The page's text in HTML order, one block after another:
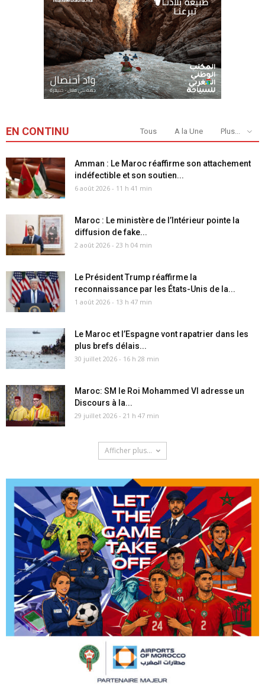
EN CONTINU Tous A la Une Plus...
Amman : Le Maroc réaffirme son attachement
indéfectible et son soutien...
6 août 2026 - 11 h 41 min
Maroc : Le ministère de l’Intérieur pointe la
diffusion de fake...
2 août 2026 - 23 h 04 min
Le Président Trump réaffirme la
reconnaissance par les États-Unis de la...
1 août 2026 - 13 h 47 min
Le Maroc et l’Espagne vont rapatrier dans les
plus brefs délais...
30 juillet 2026 - 16 h 28 min
Maroc: SM le Roi Mohammed VI adresse un
Discours à la...
29 juillet 2026 - 21 h 47 min
Afficher plus...